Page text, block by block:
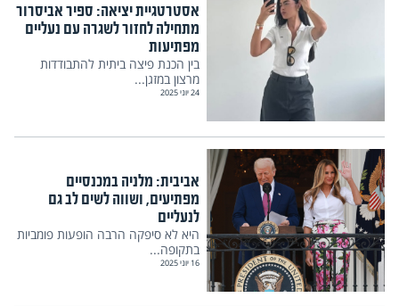
אסטרטגיית יציאה: ספיר אביסרור
מתחילה לחזור לשגרה עם נעליים
מפתיעות
בין הכנת פיצה ביתית להתבודדות
מרצון במזגן...
24 יוני 2025
אביבית: מלניה במכנסיים
מפתיעים, ושווה לשים לב גם
לנעליים
היא לא סיפקה הרבה הופעות פומביות
בתקופה...
16 יוני 2025